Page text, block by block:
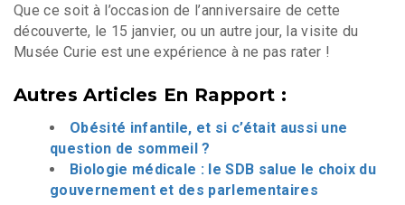
Que ce soit à l’occasion de l’anniversaire de cette
découverte, le 15 janvier, ou un autre jour, la visite du
Musée Curie est une expérience à ne pas rater !
Autres Articles En Rapport :
Obésité infantile, et si c’était aussi une
question de sommeil ?
Biologie médicale : le SDB salue le choix du
gouvernement et des parlementaires